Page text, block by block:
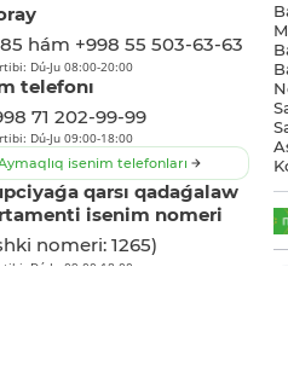
hám +998 55 503-63-63
Dú-Ju 08:00-20:00
telefonı
71 202-99-99
Dú-Ju 09:00-18:00
isenim telefonları
qarsı qadaǵalaw
isenim nomeri
nomeri: 1265)
Dú-Ju 09:00-18:00